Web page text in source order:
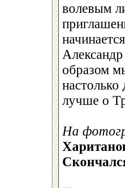
волевым
образом
настолько
лучше о
На